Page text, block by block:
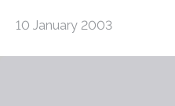
10 January 2003